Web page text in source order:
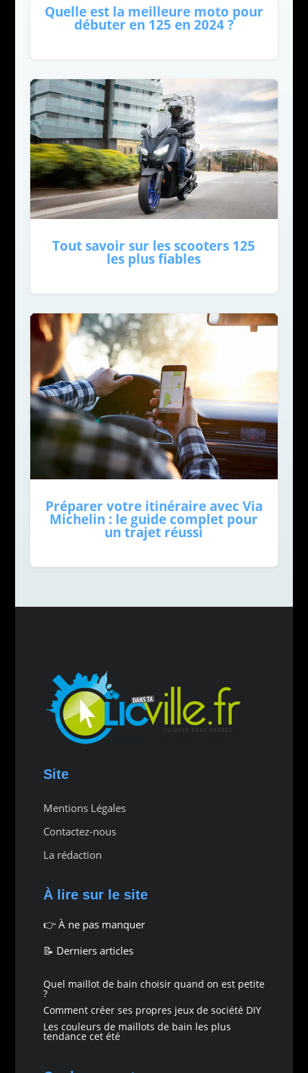
Quelle est la meilleure moto pour
débuter en 125 en 2024 ?
Tout savoir sur les scooters 125
les plus fiables
Préparer votre itinéraire avec Via
Michelin : le guide complet pour
un trajet réussi
Site
Mentions Légales
Contactez-nous
La rédaction
À lire sur le site
👉 À ne pas manquer
📝 Derniers articles
Quel maillot de bain choisir quand on est petite
?
Comment créer ses propres jeux de société DIY
Les couleurs de maillots de bain les plus
tendance cet été